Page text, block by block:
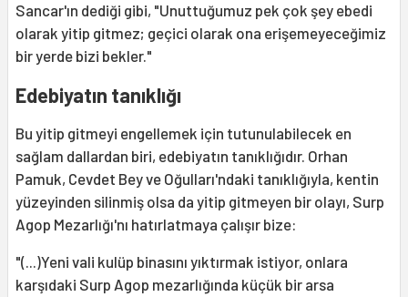
Sancar'ın dediği gibi, "Unuttuğumuz pek çok şey ebedi
olarak yitip gitmez; geçici olarak ona erişemeyeceğimiz
bir yerde bizi bekler."
Edebiyatın tanıklığı
Bu yitip gitmeyi engellemek için tutunulabilecek en
sağlam dallardan biri, edebiyatın tanıklığıdır. Orhan
Pamuk, Cevdet Bey ve Oğulları'ndaki tanıklığıyla, kentin
yüzeyinden silinmiş olsa da yitip gitmeyen bir olayı, Surp
Agop Mezarlığı'nı hatırlatmaya çalışır bize:
"(...)Yeni vali kulüp binasını yıktırmak istiyor, onlara
karşıdaki Surp Agop mezarlığında küçük bir arsa